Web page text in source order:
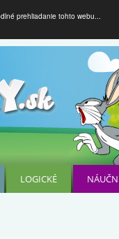
prehliadanie tohto webu...
LOGICKÉ